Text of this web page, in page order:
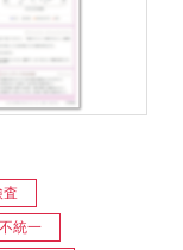
査
統一